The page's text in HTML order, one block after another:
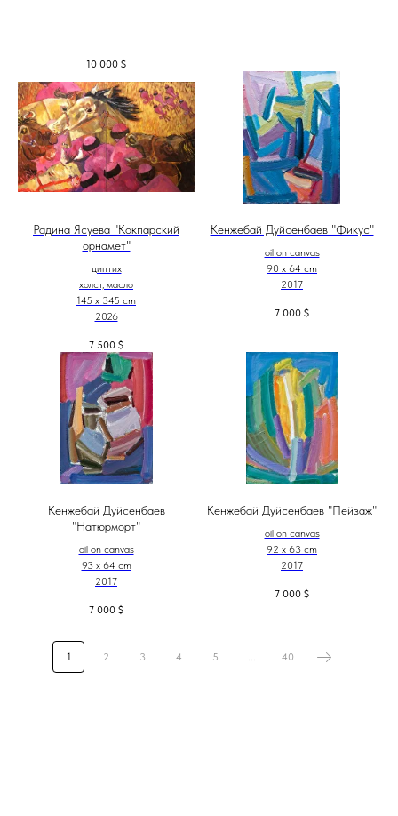
10 000 $
Радина Ясуева "Кокпарский
орнамет"
диптих
холст, масло
145 х 345 cm
2026
7 500 $
Кенжебай Дуйсенбаев "Фикус"
oil on canvas
90 x 64 cm
2017
7 000 $
Кенжебай Дуйсенбаев
"Натюрморт"
oil on canvas
93 x 64 cm
2017
7 000 $
Кенжебай Дуйсенбаев "Пейзаж"
oil on canvas
92 x 63 cm
2017
7 000 $
1 2 3 4 5 ... 40